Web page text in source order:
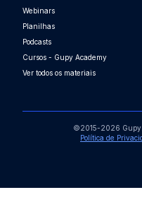
Webinars
Planilhas
Podcasts
Cursos - Gupy Academy
Ver todos os materiais
©2015-2026 Gupy.
Política de